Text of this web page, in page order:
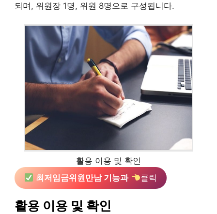
되며, 위원장 1명, 위원 8명으로 구성됩니다.
활용 이용 및 확인
최저임금위원만남 기능과
클릭
활용 이용 및 확인